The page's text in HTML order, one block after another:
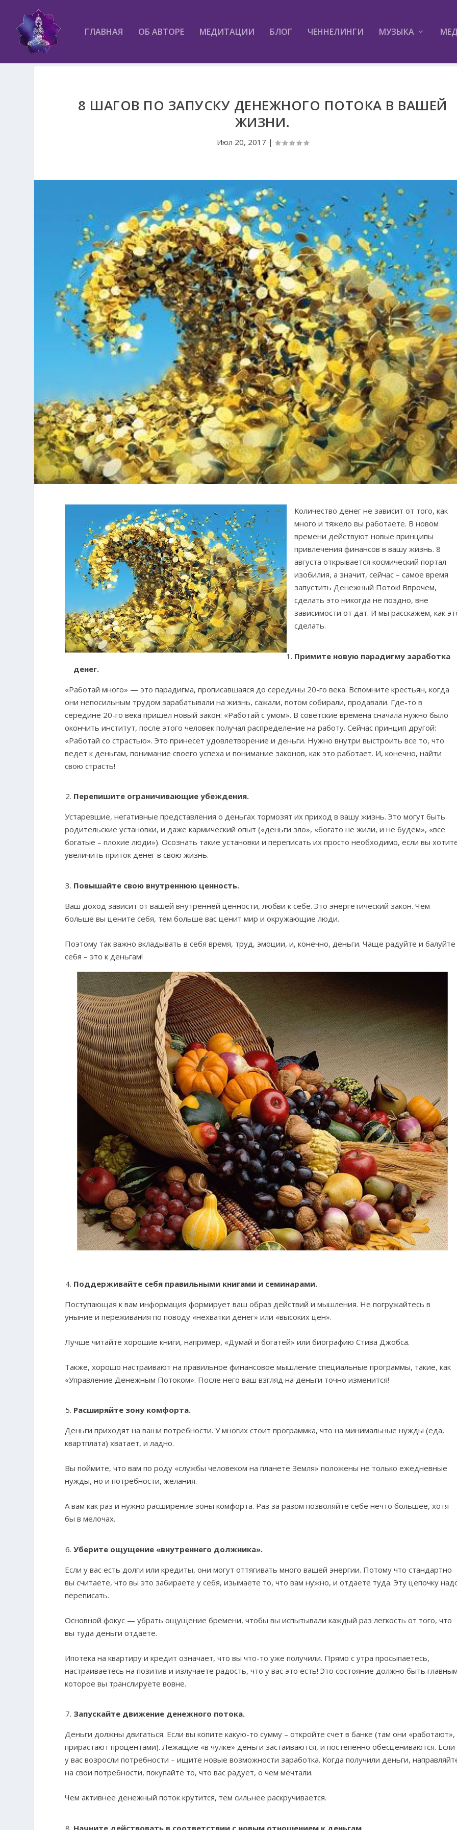
ГЛАВНАЯ ОБ АВТОРЕ МЕДИТАЦИИ БЛОГ ЧЕННЕЛИНГИ МУЗЫКА
8 ШАГОВ ПО ЗАПУСКУ ДЕНЕЖНОГО ПОТОКА В ВАШЕЙ
ЖИЗНИ.
Июл 20, 2017 |
Количество денег не зависит от того, как
много и тяжело вы работаете. В новом
времени действуют новые принципы
привлечения финансов в вашу жизнь. 8
августа открывается космический портал
изобилия, а значит, сейчас – самое время
запустить Денежный Поток! Впрочем,
сделать это никогда не поздно, вне
зависимости от дат. И мы расскажем, как
сделать.
Примите новую парадигму заработка
денег.
«Работай много» — это парадигма, прописавшаяся до середины 20-го века. Вспомните крестьян, когда
они непосильным трудом зарабатывали на жизнь, сажали, потом собирали, продавали. Где-то в
середине 20-го века пришел новый закон: «Работай с умом». В советские времена сначала нужно было
окончить институт, после этого человек получал распределение на работу. Сейчас принцип другой:
«Работай со страстью». Это принесет удовлетворение и деньги. Нужно внутри выстроить все то, что
ведет к деньгам, понимание своего успеха и понимание законов, как это работает. И, конечно, найти
свою страсть!
Перепишите ограничивающие убеждения.
Устаревшие, негативные представления о деньгах тормозят их приход в вашу жизнь. Это могут быть
родительские установки, и даже кармический опыт («деньги зло», «богато не жили, и не будем», «все
богатые – плохие люди»). Осознать такие установки и переписать их просто необходимо, если вы
увеличить приток денег в свою жизнь.
Повышайте свою внутреннюю ценность.
Ваш доход зависит от вашей внутренней ценности, любви к себе. Это энергетический закон. Чем
больше вы цените себя, тем больше вас ценит мир и окружающие люди.
Поэтому так важно вкладывать в себя время, труд, эмоции, и, конечно, деньги. Чаще радуйте и балуйте
себя – это к деньгам!
Поддерживайте себя правильными книгами и семинарами.
Поступающая к вам информация формирует ваш образ действий и мышления. Не погружайтесь в
уныние и переживания по поводу «нехватки денег» или «высоких цен».
Лучше читайте хорошие книги, например, «Думай и богатей» или биографию Стива Джобса.
Также, хорошо настраивают на правильное финансовое мышление специальные программы, такие, как
«Управление Денежным Потоком». После него ваш взгляд на деньги точно изменится!
Расширяйте зону комфорта.
Деньги приходят на ваши потребности. У многих стоит программка, что на минимальные нужды (еда,
квартплата) хватает, и ладно.
Вы поймите, что вам по роду «службы человеком на планете Земля» положены не только ежедневные
нужды, но и потребности, желания.
А вам как раз и нужно расширение зоны комфорта. Раз за разом позволяйте себе нечто большее, хотя
бы в мелочах.
Уберите ощущение «внутреннего должника».
Если у вас есть долги или кредиты, они могут оттягивать много вашей энергии. Потому что стандартно
вы считаете, что вы это забираете у себя, изымаете то, что вам нужно, и отдаете туда. Эту цепочку
переписать.
Основной фокус — убрать ощущение бремени, чтобы вы испытывали каждый раз легкость от того, что
вы туда деньги отдаете.
Ипотека на квартиру и кредит означает, что вы что-то уже получили. Прямо с утра просыпаетесь,
настраиваетесь на позитив и излучаете радость, что у вас это есть! Это состояние должно быть
которое вы транслируете вовне.
Запускайте движение денежного потока.
Деньги должны двигаться. Если вы копите какую-то сумму – откройте счет в банке (там они «работают»,
прирастают процентами). Лежащие «в чулке» деньги застаиваются, и постепенно обесцениваются. Если
у вас возросли потребности – ищите новые возможности заработка. Когда получили деньги,
на свои потребности, покупайте то, что вас радует, о чем мечтали.
Чем активнее денежный поток крутится, тем сильнее раскручивается.
Начните действовать в соответствии с новым отношением к деньгам.